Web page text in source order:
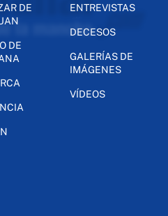
DE
DE
ENTREVISTAS
DECESOS
GALERÍAS DE
IMÁGENES
VÍDEOS